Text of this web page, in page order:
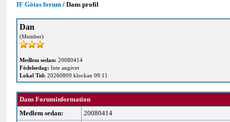
IF Götas forum /Dans profil
Dan
(Member)
Medlem sedan: 20080414
Födelsedag: Inte angivet
Lokal Tid: 20260809 klockan 09:11
Dans Foruminformation
Medlem sedan:
20080414